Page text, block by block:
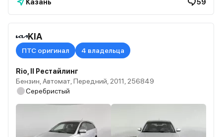
Казань
59
KIA
ПТС оригинал 4 владельца
Rio, II Рестайлинг
Бензин, Автомат, Передний, 2011, 256849
Серебристый